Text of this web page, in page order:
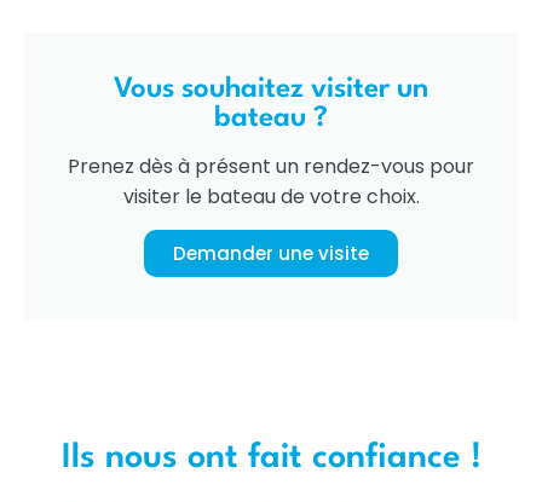
Vous souhaitez visiter un
bateau ?
Prenez dès à présent un rendez-vous pour
visiter le bateau de votre choix.
Demander une visite
Ils nous ont fait confiance !